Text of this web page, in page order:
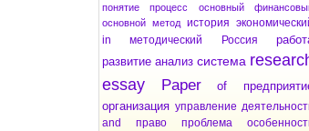
понятие
процесс основный
основной метод история
in
методический Россия
развитие анализ система
essay
Paper of
организация управление
and
право проблема